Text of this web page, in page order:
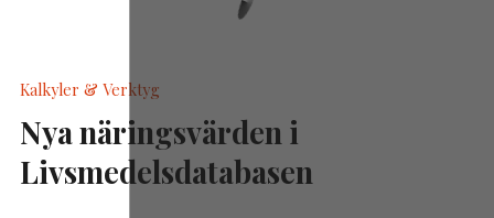
Kalkyler & Verktyg
Nya näringsvärden i
Livsmedelsdatabasen